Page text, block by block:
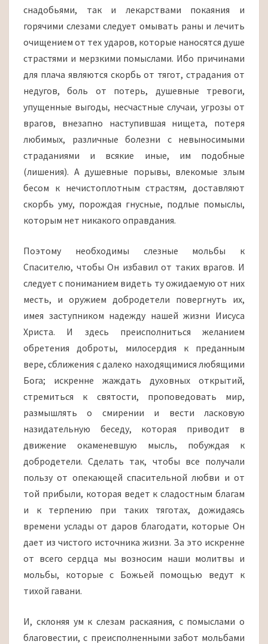
снадобьями, так и лекарствами покаяния и
горячими слезами следует омывать раны и лечить
очищением от тех ударов, которые наносятся душе
страстями и мерзкими помыслами. Ибо причинами
для плача являются скорбь от тягот, страдания от
недугов, боль от потерь, душевные тревоги,
упущенные выгоды, несчастные случаи, угрозы от
врагов, внезапно наступившая нищета, потеря
любимых, различные болезни с невыносимыми
страданиями и всякие иные, им подобные
(лишения). А душевные порывы, влекомые злым
бесом к нечистоплотным страстям, доставляют
скорбь уму, порождая гнусные, подлые помыслы,
которым нет никакого оправдания.
Поэтому необходимы слезные мольбы к
Спасителю, чтобы Он избавил от таких врагов. И
следует с пониманием видеть ту ожидаемую от них
месть, и оружием добродетели повергнуть их,
имея заступником надежду нашей жизни Иисуса
Христа. И здесь преисполниться желанием
обретения доброты, милосердия к преданным
вере, сближения с далеко находящимися любящими
Бога; искренне жаждать духовных открытий,
стремиться к святости, проповедовать мир,
размышлять о смирении и вести ласковую
назидательную беседу, которая приводит в
движение окаменевшую мысль, побуждая к
добродетели. Сделать так, чтобы все получали
пользу от опекающей спасительной любви и от
той прибыли, которая ведет к сладостным благам
и к терпению при таких тяготах, дожидаясь
времени услады от даров благодати, которые Он
дает из чистого источника жизни. За это искренне
от всего сердца мы возносим наши молитвы и
мольбы, которые с Божьей помощью ведут к
тихой гавани.
И, склоняя ум к слезам раскаяния, с помыслами о
благовестии, с преисполненными забот мольбами